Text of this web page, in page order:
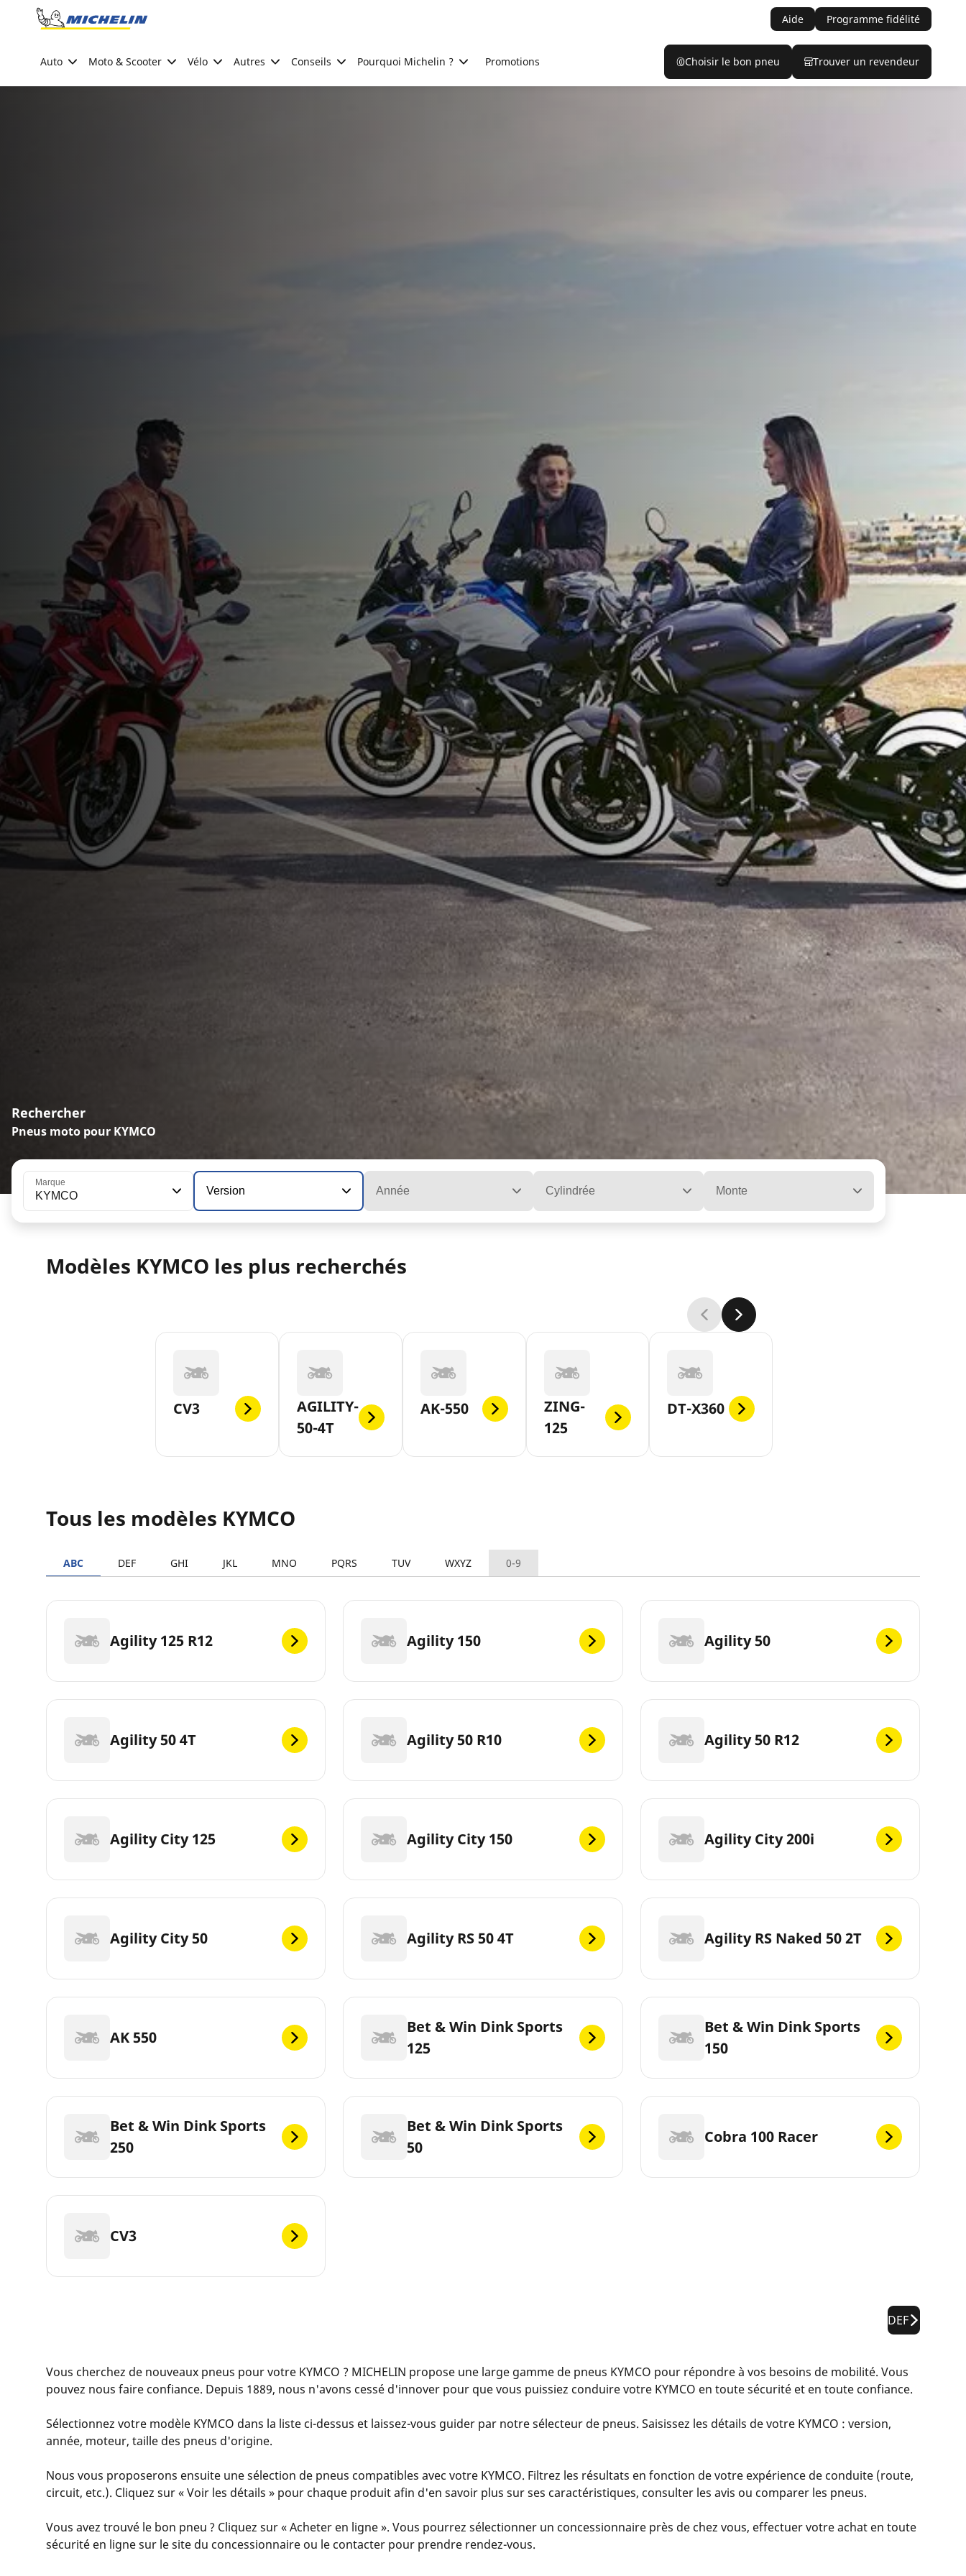
Go to page content
Aide Programme fidélité
Auto Moto & Scooter Vélo Autres Conseils Pourquoi Michelin ? Promotions Choisir le bon pneu Trouver un revendeur
Rechercher
Pneus moto pour KYMCO
Marque
KYMCO Version Année Cylindrée Monte
Modèles KYMCO les plus recherchés
CV3
AGILITY-
50-4T
AK-550
ZING-
125
DT-X360
Tous les modèles KYMCO
ABC DEF GHI JKL MNO PQRS TUV WXYZ 0-9
Agility 125 R12 Agility 150 Agility 50
Agility 50 4T Agility 50 R10 Agility 50 R12
Agility City 125 Agility City 150 Agility City 200i
Agility City 50 Agility RS 50 4T Agility RS Naked 50 2T
AK 550
Bet & Win Dink Sports
125
Bet & Win Dink Sports
150
Bet & Win Dink Sports
250
Bet & Win Dink Sports
50
Cobra 100 Racer
CV3
DEF
Vous cherchez de nouveaux pneus pour votre KYMCO ? MICHELIN propose une large gamme de pneus KYMCO pour répondre à vos besoins de mobilité. Vous
pouvez nous faire confiance. Depuis 1889, nous n'avons cessé d'innover pour que vous puissiez conduire votre KYMCO en toute sécurité et en toute confiance.
Sélectionnez votre modèle KYMCO dans la liste ci-dessus et laissez-vous guider par notre sélecteur de pneus. Saisissez les détails de votre KYMCO : version,
année, moteur, taille des pneus d'origine.
Nous vous proposerons ensuite une sélection de pneus compatibles avec votre KYMCO. Filtrez les résultats en fonction de votre expérience de conduite (route,
circuit, etc.). Cliquez sur « Voir les détails » pour chaque produit afin d'en savoir plus sur ses caractéristiques, consulter les avis ou comparer les pneus.
Vous avez trouvé le bon pneu ? Cliquez sur « Acheter en ligne ». Vous pourrez sélectionner un concessionnaire près de chez vous, effectuer votre achat en toute
sécurité en ligne sur le site du concessionnaire ou le contacter pour prendre rendez-vous.